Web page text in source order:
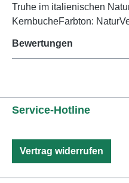
Truhe im italienischen
KernbucheFarbton:
Bewertungen
Service-Hotline
Vertrag widerrufen